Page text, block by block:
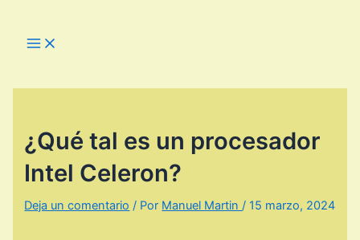
Main
Menu
¿Qué tal es un procesador
Intel Celeron?
Deja un comentario / Por Manuel Martin/15 marzo, 2024